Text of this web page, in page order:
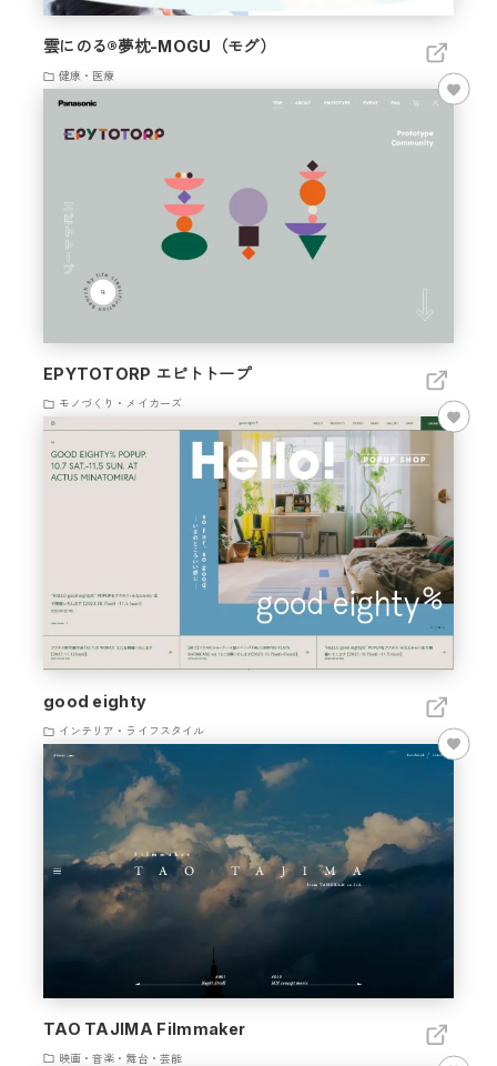
雲にのる®夢枕-MOGU（モグ）
健康・医療
EPYTOTORP エピトトープ
モノづくり・メイカーズ
good eighty
インテリア・ライフスタイル
TAO TAJIMA Filmmaker
映画・音楽・舞台・芸能